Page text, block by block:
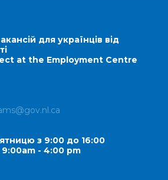
для українців від
at the Employment Centre
з 9:00 до 16:00
- 4:00 pm